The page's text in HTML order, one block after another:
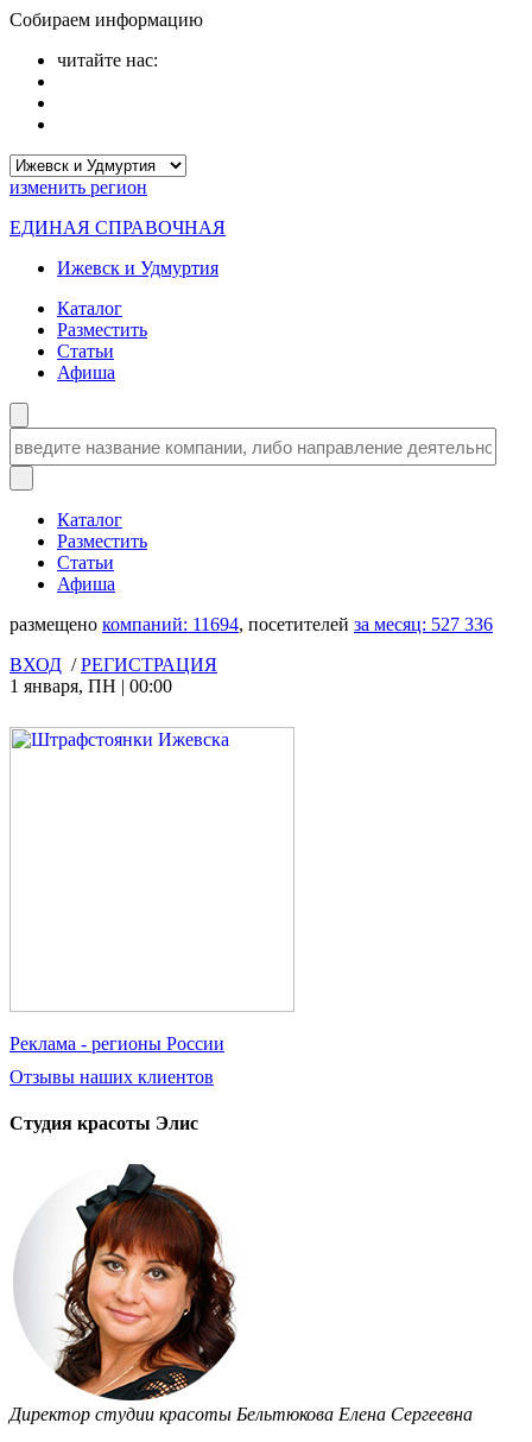
Собираем информацию
читайте нас:
изменить регион
ЕДИНАЯ СПРАВОЧНАЯ
Ижевск и Удмуртия
Каталог
Разместить
Статьи
Афиша
Каталог
Разместить
Статьи
Афиша
размещено компаний: 11694, посетителей за месяц: 527 336
ВХОД /РЕГИСТРАЦИЯ
1 января, ПН | 00:00
Реклама - регионы России
Отзывы наших клиентов
Студия красоты Элис
Директор студии красоты Бельтюкова Елена Сергеевна